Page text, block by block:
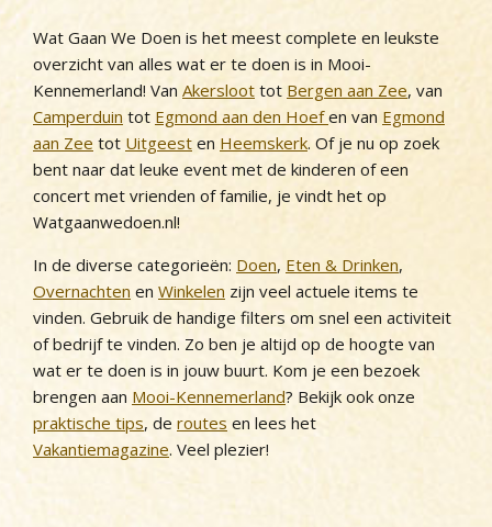
Wat Gaan We Doen is het meest complete en leukste
overzicht van alles wat er te doen is in Mooi-
Kennemerland! Van Akersloot tot Bergen aan Zee, van
Camperduin tot Egmond aan den Hoefen van Egmond
aan Zee tot Uitgeest en Heemskerk. Of je nu op zoek
bent naar dat leuke event met de kinderen of een
concert met vrienden of familie, je vindt het op
Watgaanwedoen.nl!
In de diverse categorieën: Doen, Eten & Drinken,
Overnachten en Winkelen zijn veel actuele items te
vinden. Gebruik de handige filters om snel een activiteit
of bedrijf te vinden. Zo ben je altijd op de hoogte van
wat er te doen is in jouw buurt. Kom je een bezoek
brengen aan Mooi-Kennemerland? Bekijk ook onze
praktische tips, de routes en lees het
Vakantiemagazine. Veel plezier!